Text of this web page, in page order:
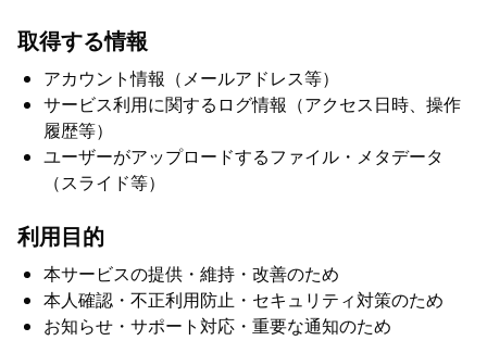
取得する情報
アカウント情報（メールアドレス等）
サービス利用に関するログ情報（アクセス日時、操作
履歴等）
ユーザーがアップロードするファイル・メタデータ
（スライド等）
利用目的
本サービスの提供・維持・改善のため
本人確認・不正利用防止・セキュリティ対策のため
お知らせ・サポート対応・重要な通知のため